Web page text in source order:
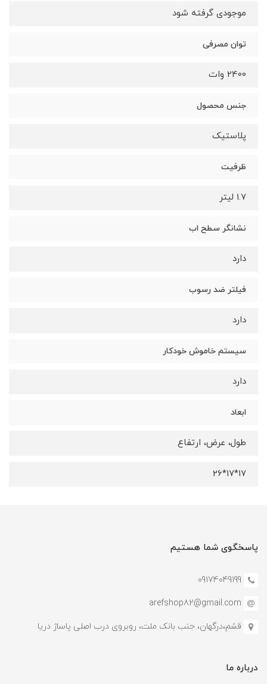
موجودی گرفته شود
توان مصرفی
2400 وات
جنس محصول
پلاستیک
ظرفیت
1.7 لیتر
نشانگر سطح اب
دارد
فیلتر ضد رسوب
دارد
سیستم خاموش خودکار
دارد
ابعاد
طول، عرض، ارتفاع
17*17*26
پاسخگوی شما هستیم
09174049199
arefshop82@gmail.com
قشم،درگهان، جنب بانک ملت، روبروی درب اصلی پاساژ دریا
درباره ما